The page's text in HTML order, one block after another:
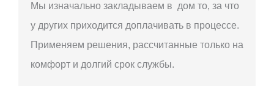
Мы изначально закладываем в дом то, за что
у других приходится доплачивать в процессе.
Применяем решения, рассчитанные только на
комфорт и долгий срок службы.